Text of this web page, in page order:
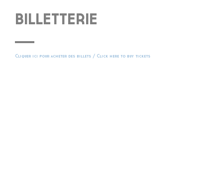
BILLETTERIE
Cliquer ici pour acheter des billets / Click here to buy tickets